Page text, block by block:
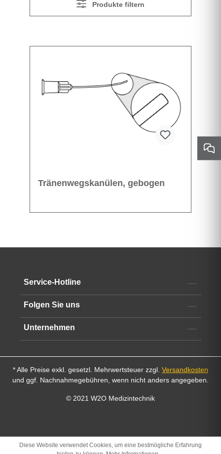
Produkte filtern
Tränenwegskanülen, gebogen
Service-Hotline
Folgen Sie uns
Unternehmen
* Alle Preise exkl. gesetzl. Mehrwertsteuer zzgl. Versandkosten
und ggf. Nachnahmegebühren, wenn nicht anders angegeben.
© 2021 W2O Medizintechnik
Diese Website verwendet Cookies, um eine bestmögliche Erfahrung